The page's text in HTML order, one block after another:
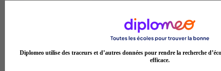
BTS Communication à Bordeaux
Master Psychologie à Angers
BTS Communication à Lyon
BTS Ndrc à Lyon
Diplomeo utilise des traceurs et d’autres données pour rendre la recherche
efficace.